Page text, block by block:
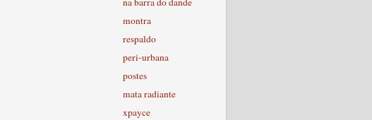
montra
respaldo
peri-urbana
postes
mata radiante
xpayce